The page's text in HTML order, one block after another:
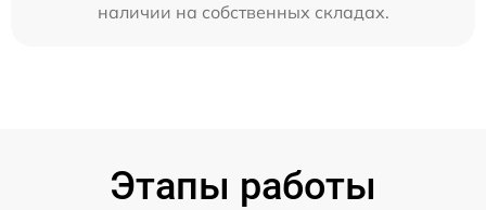
наличии на собственных складах.
Этапы работы